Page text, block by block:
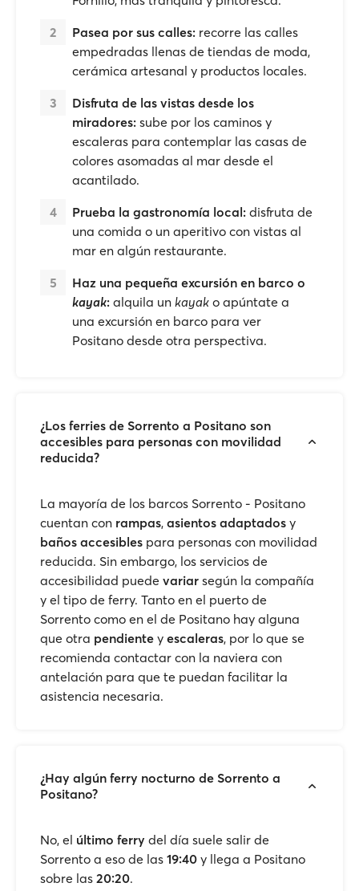
Pasea por sus calles: recorre las calles
empedradas llenas de tiendas de moda,
cerámica artesanal y productos locales.
Disfruta de las vistas desde los
miradores: sube por los caminos y
escaleras para contemplar las casas de
colores asomadas al mar desde el
acantilado.
Prueba la gastronomía local: disfruta de
una comida o un aperitivo con vistas al
mar en algún restaurante.
Haz una pequeña excursión en barco o
kayak: alquila un kayak o apúntate a
una excursión en barco para ver
Positano desde otra perspectiva.
¿Los ferries de Sorrento a Positano son
accesibles para personas con movilidad
reducida?
La mayoría de los barcos Sorrento - Positano
cuentan con rampas, asientos adaptados y
baños accesibles para personas con movilidad
reducida. Sin embargo, los servicios de
accesibilidad puede variar según la compañía
y el tipo de ferry. Tanto en el puerto de
Sorrento como en el de Positano hay alguna
que otra pendiente y escaleras, por lo que se
recomienda contactar con la naviera con
antelación para que te puedan facilitar la
asistencia necesaria.
¿Hay algún ferry nocturno de Sorrento a
Positano?
No, el último ferry del día suele salir de
Sorrento a eso de las 19:40 y llega a Positano
sobre las 20:20.